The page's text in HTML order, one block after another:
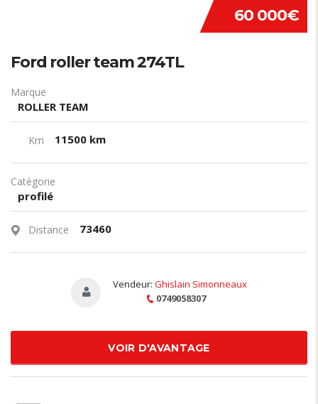
60 000€
Ford roller team 274TL
Marque
ROLLER TEAM
Km 11500 km
Catégorie
profilé
Distance 73460
Vendeur: Ghislain Simonneaux
0749058307
VOIR D'AVANTAGE